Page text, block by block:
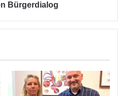
Bürgerdialog